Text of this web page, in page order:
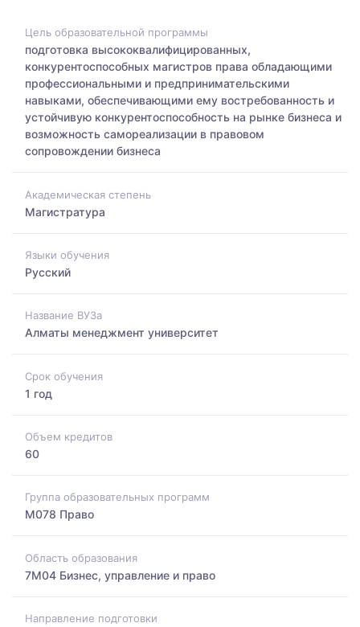
Цель образовательной программы
подготовка высококвалифицированных,
конкурентоспособных магистров права обладающими
профессиональными и предпринимательскими
навыками, обеспечивающими ему востребованность и
устойчивую конкурентоспособность на рынке бизнеса и
возможность самореализации в правовом
сопровождении бизнеса
Академическая степень
Магистратура
Языки обучения
Русский
Название ВУЗа
Алматы менеджмент университет
Срок обучения
1 год
Объем кредитов
60
Группа образовательных программ
M078 Право
Область образования
7M04 Бизнес, управление и право
Направление подготовки